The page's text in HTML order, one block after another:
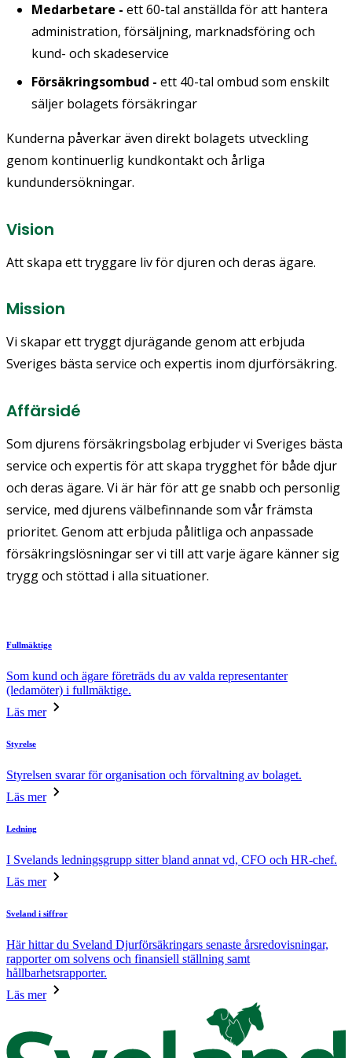
Medarbetare - ett 60-tal anställda för att hantera
administration, försäljning, marknadsföring och
kund- och skadeservice
Försäkringsombud - ett 40-tal ombud som enskilt
säljer bolagets försäkringar
Kunderna påverkar även direkt bolagets utveckling
genom kontinuerlig kundkontakt och årliga
kundundersökningar.
Vision
Att skapa ett tryggare liv för djuren och deras ägare.
Mission
Vi skapar ett tryggt djurägande genom att erbjuda
Sveriges bästa service och expertis inom djurförsäkring.
Affärsidé
Som djurens försäkringsbolag erbjuder vi Sveriges bästa
service och expertis för att skapa trygghet för både djur
och deras ägare. Vi är här för att ge snabb och personlig
service, med djurens välbefinnande som vår främsta
prioritet. Genom att erbjuda pålitliga och anpassade
försäkringslösningar ser vi till att varje ägare känner sig
trygg och stöttad i alla situationer.
Fullmäktige
Som kund och ägare företräds du av valda representanter
(ledamöter) i fullmäktige.
Läs mer
Styrelse
Styrelsen svarar för organisation och förvaltning av bolaget.
Läs mer
Ledning
I Svelands ledningsgrupp sitter bland annat vd, CFO och HR-chef.
Läs mer
Sveland i siffror
Här hittar du Sveland Djurförsäkringars senaste årsredovisningar,
rapporter om solvens och finansiell ställning samt
hållbarhetsrapporter.
Läs mer